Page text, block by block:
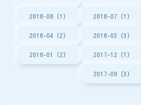
2018-08（1） 2018-07（1）
2018-04（2） 2018-03（3）
2018-01（2） 2017-12（1）
2017-09（3）